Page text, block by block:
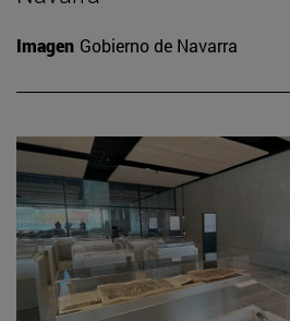
Imagen Gobierno de Navarra